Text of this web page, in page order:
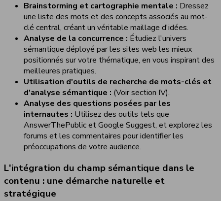
Brainstorming et cartographie mentale : Dressez
une liste des mots et des concepts associés au mot-
clé central, créant un véritable maillage d'idées.
Analyse de la concurrence : Étudiez l'univers
sémantique déployé par les sites web les mieux
positionnés sur votre thématique, en vous inspirant des
meilleures pratiques.
Utilisation d'outils de recherche de mots-clés et
d'analyse sémantique : (Voir section IV).
Analyse des questions posées par les
internautes : Utilisez des outils tels que
AnswerThePublic et Google Suggest, et explorez les
forums et les commentaires pour identifier les
préoccupations de votre audience.
L'intégration du champ sémantique dans le
contenu : une démarche naturelle et
stratégique